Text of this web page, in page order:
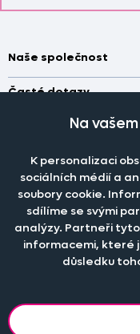
Staňte se členem
Objevte slevy pro členy,
Naše společnost
Doprava a platba
Obchodní podmínky
Nastavení cookies
Katalog zdarma
Časté dotazy
Jak změřit okno pro
Jak prát záclony a závěsy?
Jak prát povlečení a
Informace o materiálech
Šití záclon a závěsů
PRODEJNÍ ODDĚLENÍ -
po-pá 7:30 - 16:00
Tel.:777 111 818
e-mail:
reklamace:
Na
K personalizaci
sociálních médií a
soubory cookie.
sdílíme se svými
analýzy. Partneři
informacemi, které
důsledku